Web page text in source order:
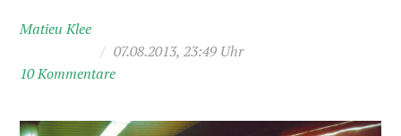
Matieu Klee
/ 07.08.2013, 23:49 Uhr
10 Kommentare